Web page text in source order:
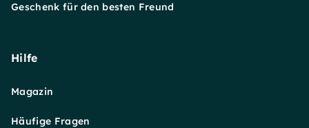
Geschenk für den besten Freund
Hilfe
Magazin
Häufige Fragen